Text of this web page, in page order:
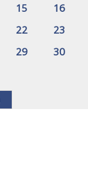
15
16
22
23
29
30